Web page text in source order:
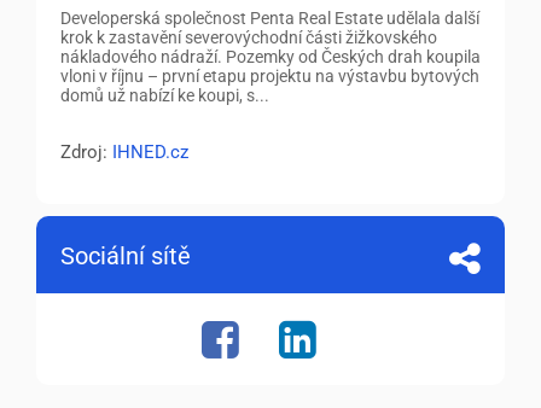
Developerská společnost Penta Real Estate udělala další
krok k zastavění severovýchodní části žižkovského
nákladového nádraží. Pozemky od Českých drah koupila
vloni v říjnu – první etapu projektu na výstavbu bytových
domů už nabízí ke koupi, s...
Zdroj: IHNED.cz
Sociální sítě